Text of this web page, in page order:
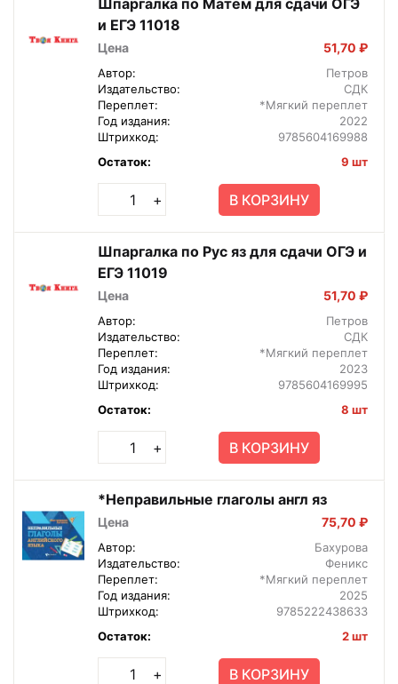
Шпаргалка по Матем для сдачи ОГЭ
и ЕГЭ 11018
Цена 51,70 ₽
Автор:
Петров
Издательство:
СДК
Переплет:
*Мягкий переплет
Год издания:
2022
Штрихкод:
9785604169988
Остаток:
9 шт
+ В КОРЗИНУ
Шпаргалка по Рус яз для сдачи ОГЭ и
ЕГЭ 11019
Цена 51,70 ₽
Автор:
Петров
Издательство:
СДК
Переплет:
*Мягкий переплет
Год издания:
2023
Штрихкод:
9785604169995
Остаток:
8 шт
+ В КОРЗИНУ
*Неправильные глаголы англ яз
Цена 75,70 ₽
Автор:
Бахурова
Издательство:
Феникс
Переплет:
*Мягкий переплет
Год издания:
2025
Штрихкод:
9785222438633
Остаток:
2 шт
+ В КОРЗИНУ